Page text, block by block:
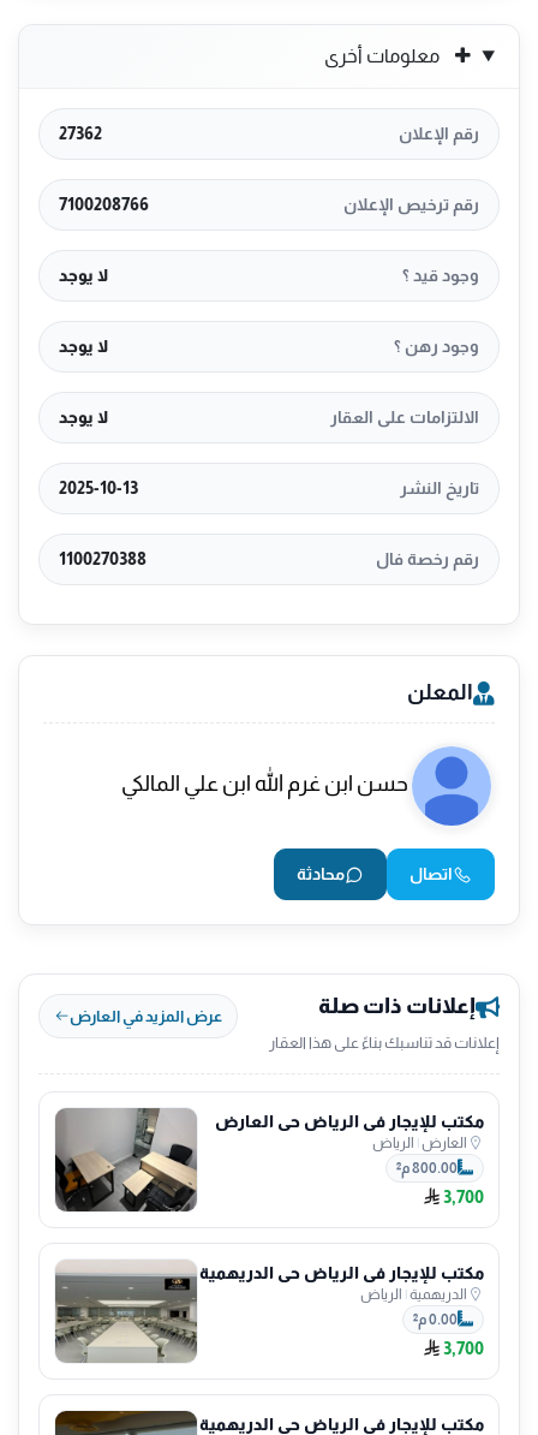
معلومات أخرى
رقم الإعلان 27362
رقم ترخيص الإعلان 7100208766
وجود قيد ؟ لا يوجد
وجود رهن ؟ لا يوجد
الالتزامات على العقار لا يوجد
تاريخ النشر 2025-10-13
رقم رخصة فال 1100270388
المعلن
حسن ابن غرم الله ابن علي المالكي
اتصال محادثة
إعلانات ذات صلة
إعلانات قد تناسبك بناءً على هذا العقار
عرض المزيد في العارض
مكتب للإيجار في الرياض حي العارض
العارض| الرياض
800.00 م²
3,700
مكتب للإيجار في الرياض حي الدريهمية
الدريهمية| الرياض
0.00 م²
3,700
مكتب للإيجار في الرياض حي الدريهمية